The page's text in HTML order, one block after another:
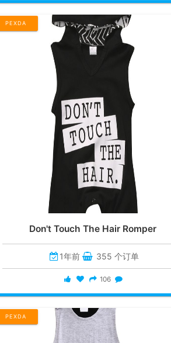
PEXDA
Don't Touch The Hair Romper
1年前 355 个订单
106
PEXDA